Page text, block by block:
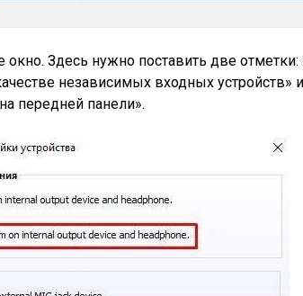
окно. Здесь нужно поставить две
независимых входных устройств»
передней панели».